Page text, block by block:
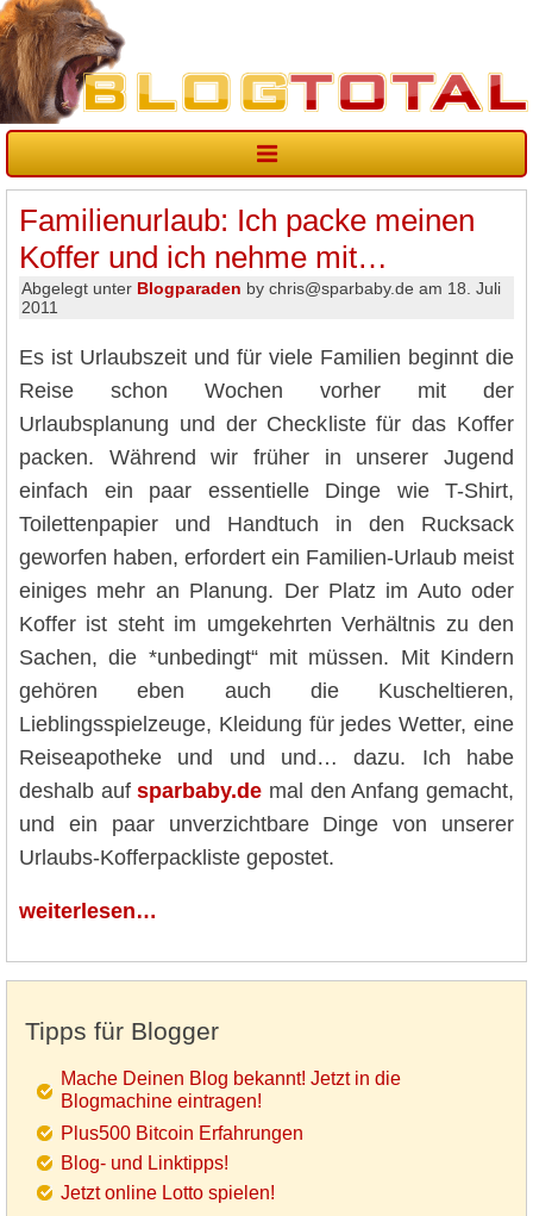
Familienurlaub: Ich packe meinen
Koffer und ich nehme mit…
Abgelegt unter Blogparaden by chris@sparbaby.de am 18. Juli
2011
Es ist Urlaubszeit und für viele Familien beginnt die
Reise schon Wochen vorher mit der
Urlaubsplanung und der Checkliste für das Koffer
packen. Während wir früher in unserer Jugend
einfach ein paar essentielle Dinge wie T-Shirt,
Toilettenpapier und Handtuch in den Rucksack
geworfen haben, erfordert ein Familien-Urlaub meist
einiges mehr an Planung. Der Platz im Auto oder
Koffer ist steht im umgekehrten Verhältnis zu den
Sachen, die *unbedingt“ mit müssen. Mit Kindern
gehören eben auch die Kuscheltieren,
Lieblingsspielzeuge, Kleidung für jedes Wetter, eine
Reiseapotheke und und und… dazu. Ich habe
deshalb aufsparbaby.de mal den Anfang gemacht,
und ein paar unverzichtbare Dinge von unserer
Urlaubs-Kofferpackliste gepostet.
weiterlesen…
Tipps für Blogger
Mache Deinen Blog bekannt! Jetzt in die
Blogmachine eintragen!
Plus500 Bitcoin Erfahrungen
Blog- und Linktipps!
Jetzt online Lotto spielen!